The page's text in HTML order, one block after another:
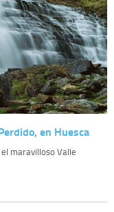
en Huesca
maravilloso Valle